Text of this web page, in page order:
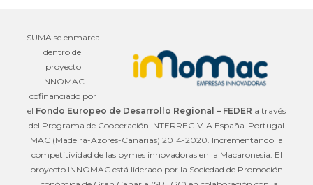
SUMA se enmarca
dentro del
proyecto
INNOMAC
cofinanciado por
el Fondo Europeo de Desarrollo Regional – FEDER a través
del Programa de Cooperación INTERREG V-A España-Portugal
MAC (Madeira-Azores-Canarias) 2014-2020. Incrementando la
competitividad de las pymes innovadoras en la Macaronesia. El
proyecto INNOMAC está liderado por la Sociedad de Promoción